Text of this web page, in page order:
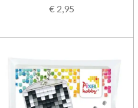
€ 2,95